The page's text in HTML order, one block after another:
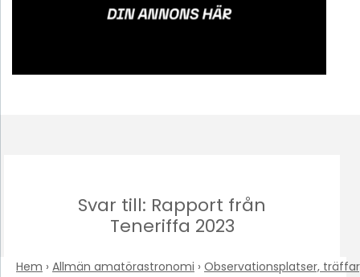
Svar till: Rapport från
Teneriffa 2023
Hem › Allmän amatörastronomi › Observationsplatser,